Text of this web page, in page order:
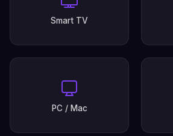
Smart TV
PC / Mac